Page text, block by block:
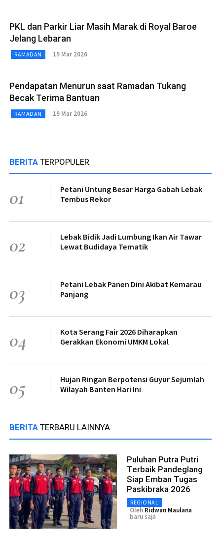
PKL dan Parkir Liar Masih Marak di Royal Baroe
Jelang Lebaran
RAMADAN 19 Mar 2026
Pendapatan Menurun saat Ramadan Tukang
Becak Terima Bantuan
RAMADAN 19 Mar 2026
BERITA TERPOPULER
01
Petani Untung Besar Harga Gabah Lebak
Tembus Rekor
02
Lebak Bidik Jadi Lumbung Ikan Air Tawar
Lewat Budidaya Tematik
03
Petani Lebak Panen Dini Akibat Kemarau
Panjang
04
Kota Serang Fair 2026 Diharapkan
Gerakkan Ekonomi UMKM Lokal
05
Hujan Ringan Berpotensi Guyur Sejumlah
Wilayah Banten Hari Ini
BERITA TERBARU LAINNYA
Puluhan Putra Putri
Terbaik Pandeglang
Siap Emban Tugas
Paskibraka 2026
REGIONAL
Oleh Ridwan Maulana
baru saja